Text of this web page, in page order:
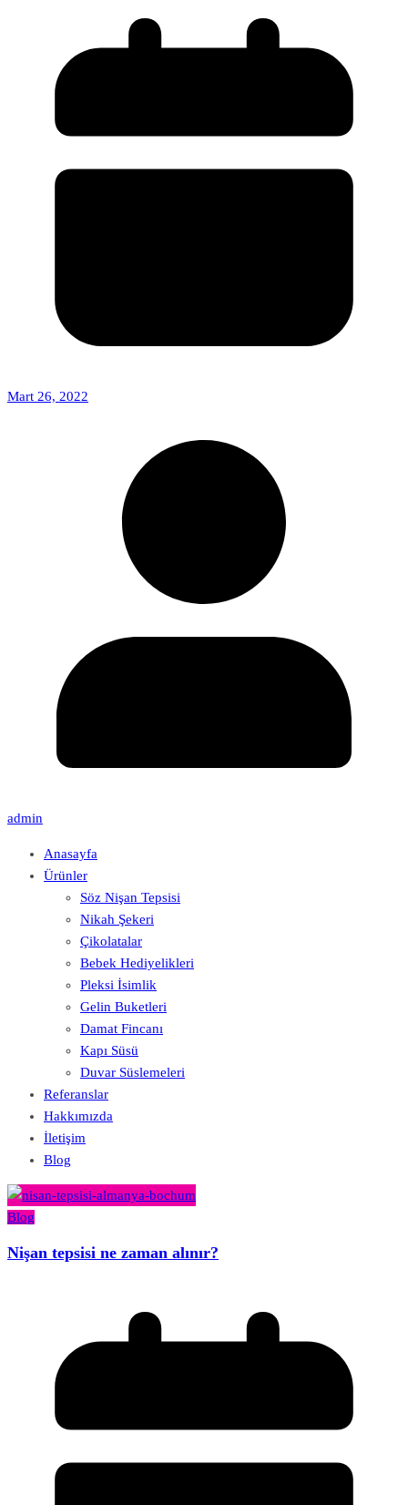
Mart 26, 2022
admin
Anasayfa
Ürünler
Söz Nişan Tepsisi
Nikah Şekeri
Çikolatalar
Bebek Hediyelikleri
Pleksi İsimlik
Gelin Buketleri
Damat Fincanı
Kapı Süsü
Duvar Süslemeleri
Referanslar
Hakkımızda
İletişim
Blog
Blog
Nişan tepsisi ne zaman alınır?